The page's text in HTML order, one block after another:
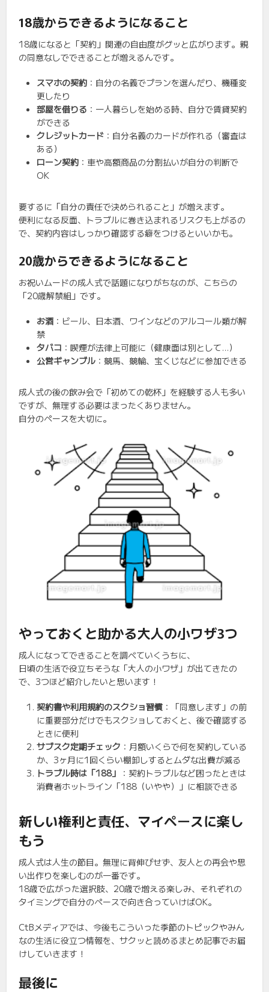
18歳からできるようになること
18歳になると「契約」関連の自由度がグッと広がります。親
の同意なしでできることが増えるんです。
スマホの契約 ：自分の名義でプランを選んだり、機種変
更したり
部屋を借りる ：一人暮らしを始める時、自分で賃貸契約
ができる
クレジットカード ：自分名義のカードが作れる（審査は
ある）
ローン契約 ：車や高額商品の分割払いが自分の判断で
OK
要するに「自分の責任で決められること」が増えます。
便利になる反面、トラブルに巻き込まれるリスクも上がるの
で、契約内容はしっかり確認する癖をつけるといいかも。
20歳からできるようになること
お祝いムードの成人式で話題になりがちなのが、こちらの
「20歳解禁組」です。
お酒 ：ビール、日本酒、ワインなどのアルコール類が解
禁
タバコ ：喫煙が法律上可能に（健康面は別として…）
公営ギャンブル ：競馬、競輪、宝くじなどに参加できる
成人式の後の飲み会で「初めての乾杯」を経験する人も多い
ですが、無理する必要はまったくありません。
自分のペースを大切に。
やっておくと助かる大人の小ワザ3つ
成人になってできることを調べていくうちに、
日頃の生活で役立ちそうな「大人の小ワザ」が出てきたの
で、3つほど紹介したいと思います！
契約書や利用規約のスクショ習慣 ：「同意します」の前
に重要部分だけでもスクショしておくと、後で確認する
ときに便利
サブスク定期チェック ：月額いくらで何を契約している
か、3ヶ月に1回くらい棚卸しするとムダな出費が減る
トラブル時は「188」
：契約トラブルなど困ったときは
消費者ホットライン「188（いやや）」に相談できる
新しい権利と責任、マイペースに楽し
もう
成人式は人生の節目。無理に背伸びせず、友人との再会や思
い出作りを楽しむのが一番です。
18歳で広がった選択肢、20歳で増える楽しみ、それぞれの
タイミングで自分のペースで向き合っていけばOK。
CtBメディアでは、今後もこういった季節のトピックやみん
なの生活に役立つ情報を、サクッと読めるまとめ記事でお届
けしていきます！
最後に